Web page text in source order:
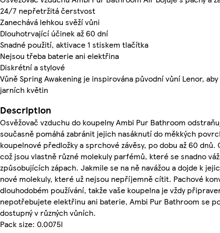
24/7 nepřetržitá čerstvost
Zanechává lehkou svěží vůni
Dlouhotrvající účinek až 60 dní
Snadné použití, aktivace 1 stiskem tlačítka
Nejsou třeba baterie ani elektřina
Diskrétní a stylové
Vůně Spring Awakening je inspirována původní vůní Lenor,
jarních květin
Description
Osvěžovač vzduchu do koupelny Ambi Pur Bathroom
současně pomáhá zabránit jejich nasáknutí do měkkých
koupelnové předložky a sprchové závěsy, po dobu až 60
což jsou vlastně různé molekuly parfémů, které se snadno
způsobujících zápach. Jakmile se na ně navážou a dojde k
nové molekuly, které už nejsou nepříjemně cítit. Pachové
dlouhodobém používání, takže vaše koupelna je vždy
nepotřebujete elektřinu ani baterie, Ambi Pur Bathroom se
dostupný v různých vůních.
Pack size: 0.0075l